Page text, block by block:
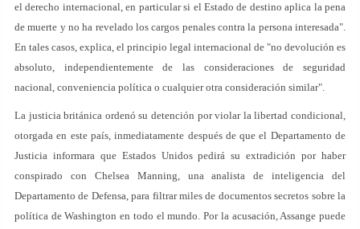
el derecho internacional, en particular si el Estado de destino aplica la pena
de muerte y no ha revelado los cargos penales contra la persona interesada".
En tales casos, explica, el principio legal internacional de "no devolución es
absoluto, independientemente de las consideraciones de seguridad
nacional, conveniencia política o cualquier otra consideración similar".
La justicia británica ordenó su detención por violar la libertad condicional,
otorgada en este país, inmediatamente después de que el Departamento de
Justicia informara que Estados Unidos pedirá su extradición por haber
conspirado con Chelsea Manning, una analista de inteligencia del
Departamento de Defensa, para filtrar miles de documentos secretos sobre la
política de Washington en todo el mundo. Por la acusación, Assange puede